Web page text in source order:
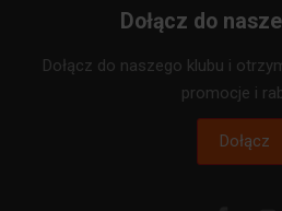
Dołącz do
Dołącz do naszego klubu i
promocje i
Dołącz